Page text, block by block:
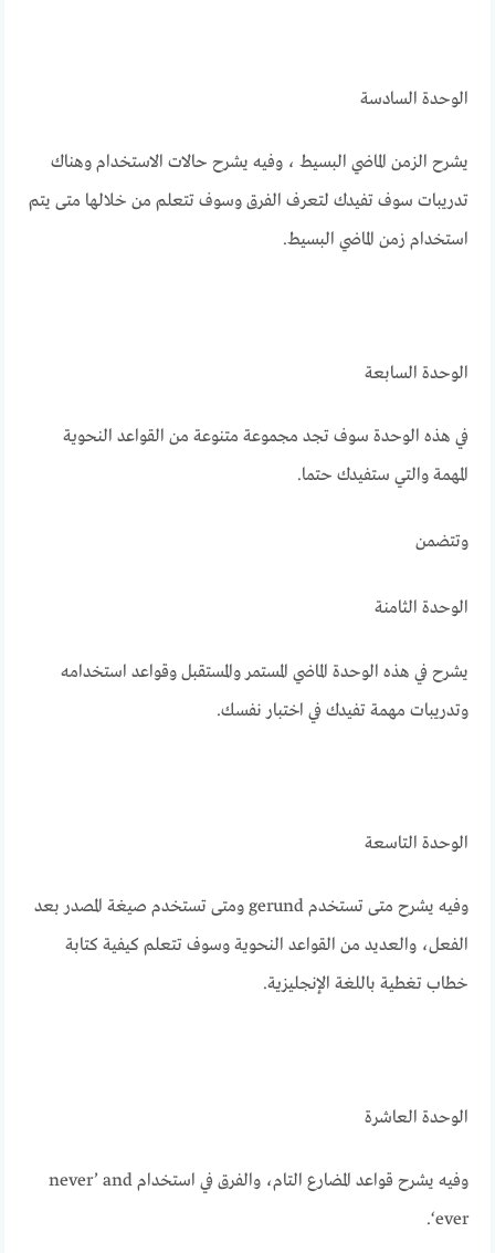
الوحدة السادسة
يشرح الزمن الماضي البسيط ، وفيه يشرح حالات الاستخدام وهناك
تدريبات سوف تفيدك لتعرف الفرق وسوف تتعلم من خلالها متى يتم
استخدام زمن الماضي البسيط.
الوحدة السابعة
في هذه الوحدة سوف تجد مجموعة متنوعة من القواعد النحوية
المهمة والتي ستفيدك حتما.
وتتضمن
الوحدة الثامنة
يشرح في هذه الوحدة الماضي المستمر والمستقبل وقواعد استخدامه
وتدريبات مهمة تفيدك في اختبار نفسك.
الوحدة التاسعة
وفيه يشرح متى تستخدم gerund ومتى تستخدم صيغة المصدر بعد
الفعل، والعديد من القواعد النحوية وسوف تتعلم كيفية كتابة
خطاب تغطية باللغة الإنجليزية.
الوحدة العاشرة
وفيه يشرح قواعد المضارع التام، والفرق في استخدام never’ and
‘ever.